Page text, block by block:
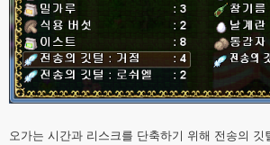
오가는 시간과 리스크를 단축하기 위해 전송의 깃